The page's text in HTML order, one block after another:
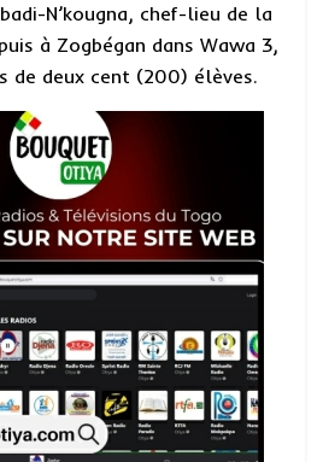
N’kougna, chef-lieu de la
à Zogbégan dans Wawa 3,
de deux cent (200) élèves.